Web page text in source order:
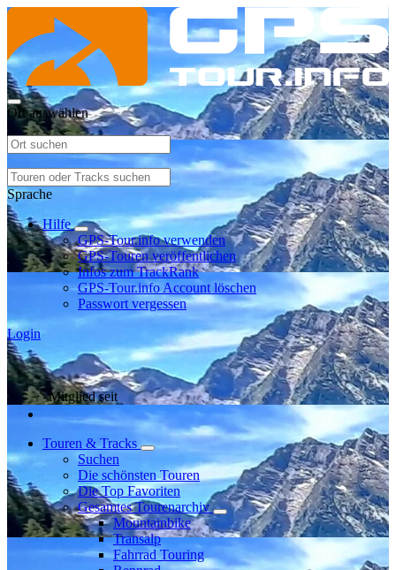
Ort auswählen
Sprache
Hilfe
GPS-Tour.info verwenden
GPS-Touren veröffentlichen
Infos zum TrackRank
GPS-Tour.info Account löschen
Passwort vergessen
Login
Mitglied seit
Touren & Tracks
Suchen
Die schönsten Touren
Die Top Favoriten
Gesamtes Tourenarchiv
Mountainbike
Transalp
Fahrrad Touring